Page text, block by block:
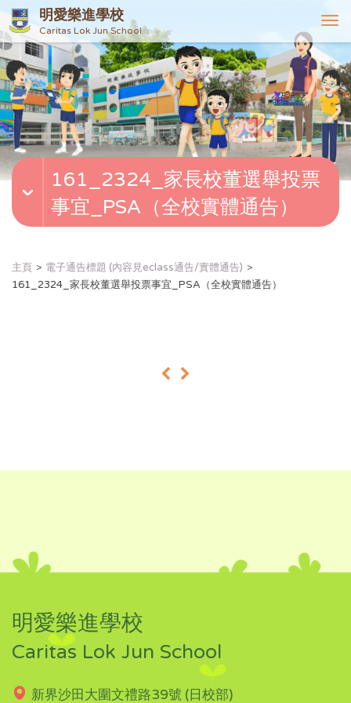
明愛樂進學校
Caritas Lok Jun School
T
o
g
g
l
e
n
v
161_2324_家長校董選舉投票
事宜_PSA（全校實體通告）
主頁
電子通告標題 (內容見eclass通告/實體通告)
161_2324_家長校董選舉投票事宜_PSA（全校實體通告）
« »
明愛樂進學校
Caritas Lok Jun School
新界沙田大圍文禮路39號 (日校部)